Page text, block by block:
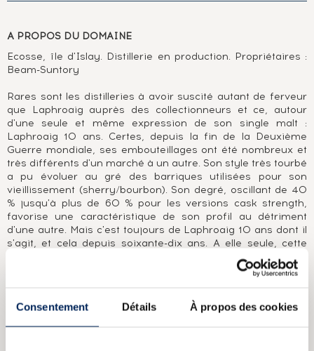
Consentement Détails À propos des cookies
A PROPOS DU DOMAINE
Ecosse, île d'Islay. Distillerie en production. Propriétaires :
Beam-Suntory
Rares sont les distilleries à avoir suscité autant de ferveur
que Laphroaig auprès des collectionneurs et ce, autour
d'une seule et même expression de son single malt :
Laphroaig 10 ans. Certes, depuis la fin de la Deuxième
Guerre mondiale, ses embouteillages ont été nombreux et
très différents d'un marché à un autre. Son style très tourbé
a pu évoluer au gré des barriques utilisées pour son
vieillissement (sherry/bourbon). Son degré, oscillant de 40
% jusqu'à plus de 60 % pour les versions cask strength,
favorise une caractéristique de son profil au détriment
d'une autre. Mais c'est toujours de Laphroaig 10 ans dont il
s'agit, et cela depuis soixante-dix ans. A elle seule, cette
expression constitue une collection à part entière, tant les
importateurs et les différentes étiquettes furent nombreux :
millésimes, 1960, 1974, 1976, 1977, 1980, 1981 et des
versions âgées de 15 à 40 ans, bref, un univers à part